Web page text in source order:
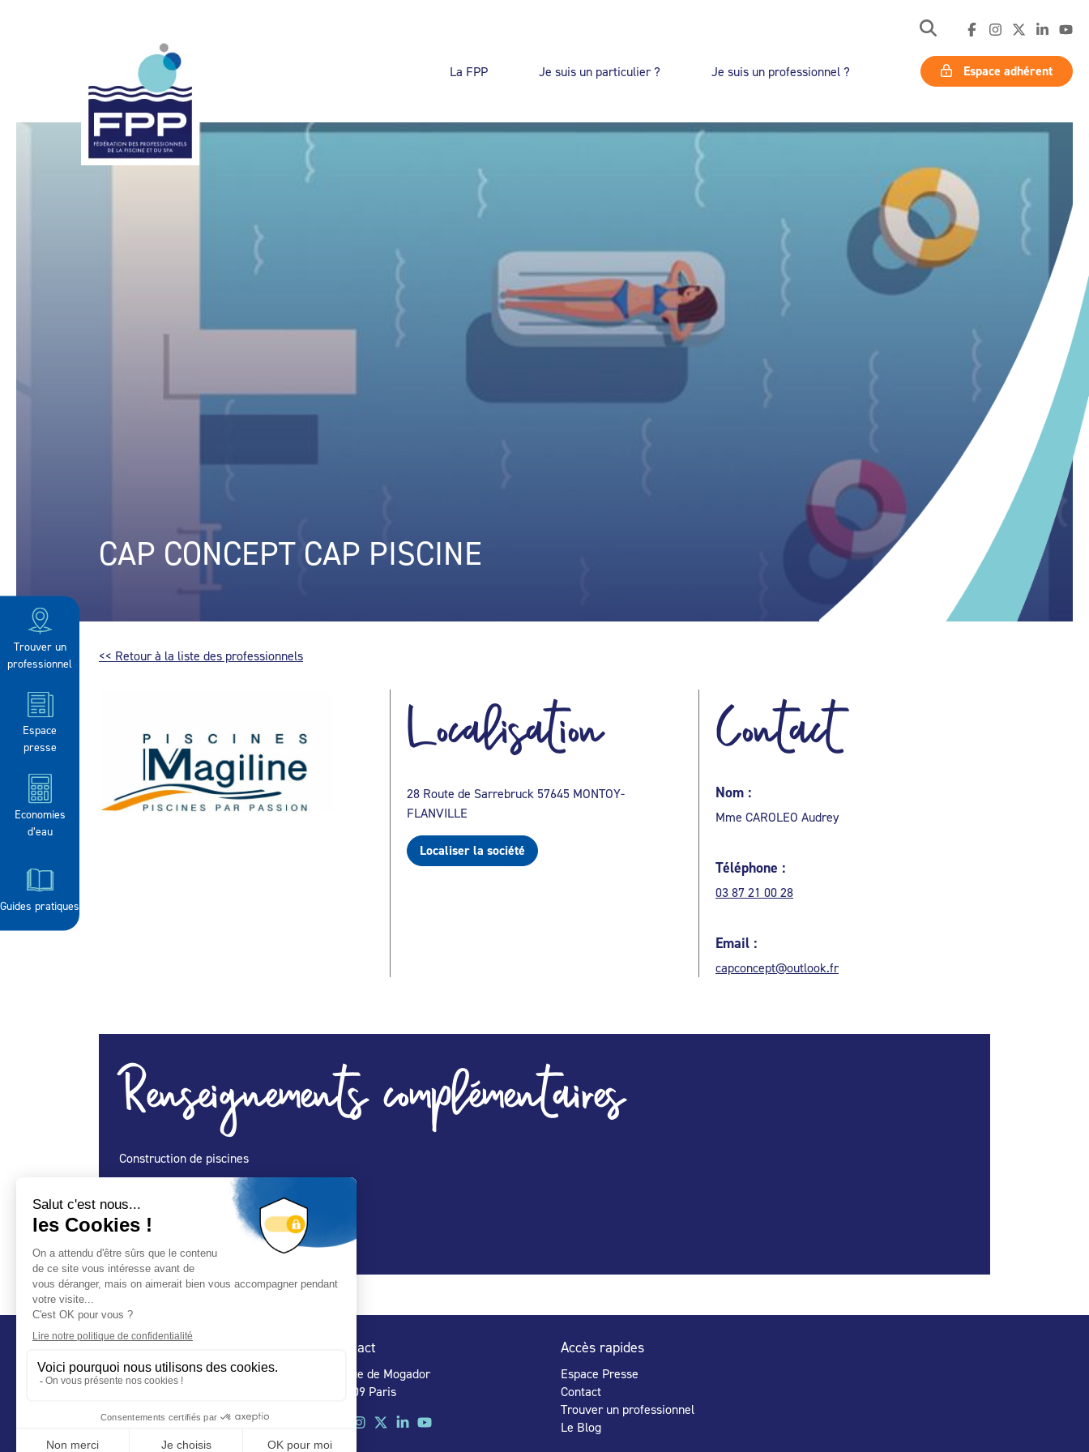
La FPP Je suis un particulier ? Je suis un professionnel ? Espace adhérent
Trouver un
professionnel
Espace
presse
Economies
d’eau
Guides pratiques
CAP CONCEPT CAP PISCINE
<< Retour à la liste des professionnels
Localisation
28 Route de Sarrebruck 57645 MONTOY-
FLANVILLE
Localiser la société
Contact
Nom :
Mme CAROLEO Audrey
Téléphone :
03 87 21 00 28
Email :
capconcept@outlook.fr
Renseignements complémentaires
Construction de piscines
Spécialité Construction :
Spécialité Entretien Maintenance :
Spécialité Spa : Oui
Contact
32 rue de Mogador
75 009 Paris
Accès rapides
Espace Presse
Contact
Trouver un professionnel
Le Blog